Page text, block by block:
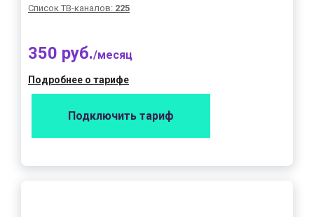
Список ТВ-каналов: 225
350 руб./месяц
Подробнее о тарифе
Подключить тариф